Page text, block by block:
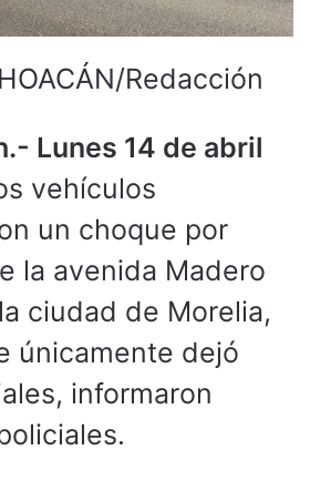
Redacción
Lunes 14 de abril
vehículos
un choque por
la avenida Madero
ciudad de Morelia,
únicamente dejó
informaron